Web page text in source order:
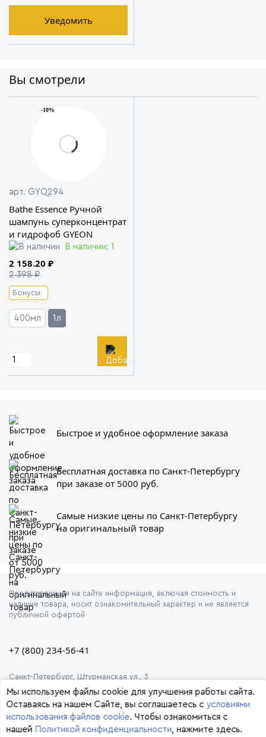
Уведомить
Вы смотрели
-10%
арт. GYQ294
Bathe Essence Ручной
шампунь суперконцентрат
и гидрофоб GYEON
В наличии: 1
2 158.20 ₽
2 398 ₽
Бонусы:
400мл 1л
Быстрое и удобное оформление заказа
Бесплатная доставка по Санкт-Петербургу
при заказе от 5000 руб.
Самые низкие цены по Санкт-Петербургу
на оригинальный товар
Представленная на сайте информация, включая стоимость и
наличие товара, носит ознакомительный характер и не является
публичной офертой
+7 (800) 234-56-41
Санкт-Петербург, Штурманская ул., 3
Мы используем файлы cookie для улучшения работы сайта.
Оставаясь на нашем Сайте, вы соглашаетесь с условиями
использования файлов cookie. Чтобы ознакомиться с
нашей Политикой конфиденциальности, нажмите здесь.